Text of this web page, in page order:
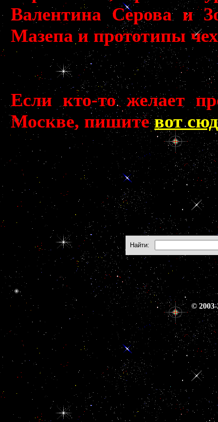
Валентина Серова и
Мазепа и прототипы
Если кто-то желает
Москве, пишитевот
Найти:
©